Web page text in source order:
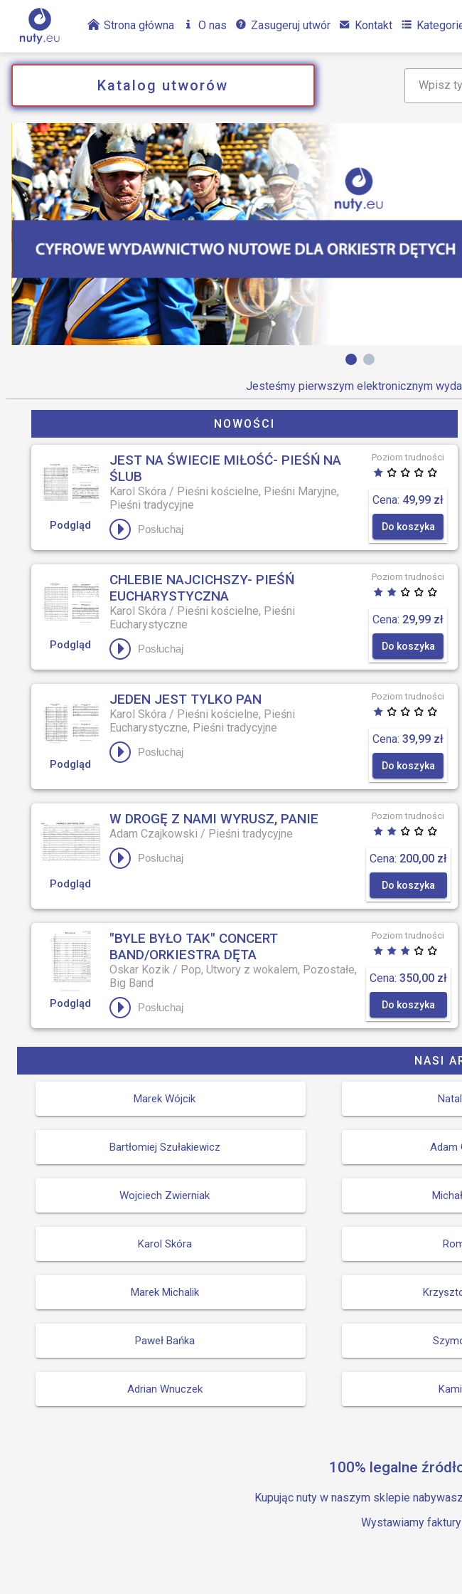
Strona główna O nas Zasugeruj utwór Kontakt
Katalog utworów Wpisz
Jesteśmy pierwszym elektronicznym
NOWOŚCI
Podgląd
JEST NA ŚWIECIE MIŁOŚĆ- PIEŚŃ NA
ŚLUB
Karol Skóra / Pieśni kościelne, Pieśni Maryjne,
Pieśni tradycyjne
Posłuchaj
Poziom trudności
Cena: 49,99 zł
Do koszyka
Podgląd
CHLEBIE NAJCICHSZY- PIEŚŃ
EUCHARYSTYCZNA
Karol Skóra / Pieśni kościelne, Pieśni
Eucharystyczne
Posłuchaj
Poziom trudności
Cena: 29,99 zł
Do koszyka
Podgląd
JEDEN JEST TYLKO PAN
Karol Skóra / Pieśni kościelne, Pieśni
Eucharystyczne, Pieśni tradycyjne
Posłuchaj
Poziom trudności
Cena: 39,99 zł
Do koszyka
Podgląd
W DROGĘ Z NAMI WYRUSZ, PANIE
Adam Czajkowski / Pieśni tradycyjne
Posłuchaj
Poziom trudności
Cena: 200,00 zł
Do koszyka
Podgląd
"BYLE BYŁO TAK" CONCERT
BAND/ORKIESTRA DĘTA
Oskar Kozik / Pop, Utwory z wokalem, Pozostałe,
Big Band
Posłuchaj
Poziom trudności
Cena: 350,00 zł
Do koszyka
NASI
Marek Wójcik
Bartłomiej Szułakiewicz Adam
Wojciech Zwierniak
Karol Skóra
Marek Michalik
Paweł Bańka
Adrian Wnuczek
100% legalne
Kupując nuty w naszym sklepie
Wystawiamy